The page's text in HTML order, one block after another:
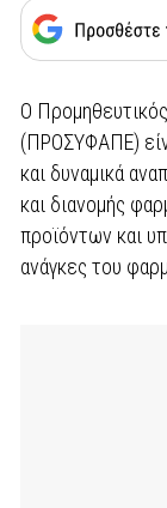
O
(ΠΡΟΣΥΦΑΠΕ)
και δυναμικά
και διανομής
προϊόντων και
ανάγκες του